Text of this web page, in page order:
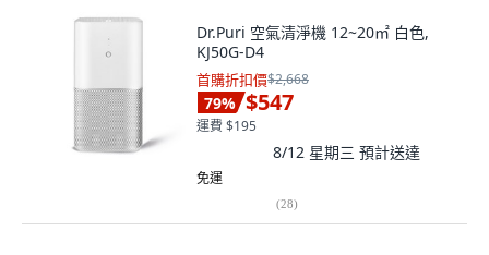
Dr.Puri 空氣清淨機 12~20㎡ 白色,
KJ50G-D4
首購折扣價$2,668
79% $547
運費 $195
8/12 星期三 預計送達
免運
(28)